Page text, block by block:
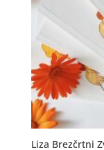
Liza Brezčrtni